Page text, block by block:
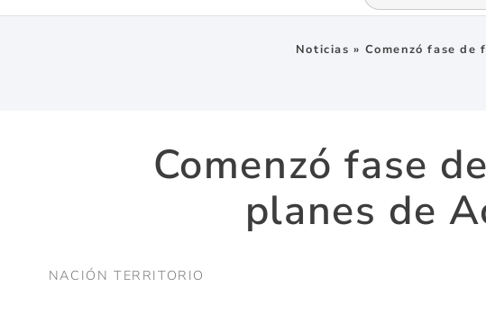
Noticias » Comenzó fase
Comenzó fase
planes de
NACIÓN TERRITORIO